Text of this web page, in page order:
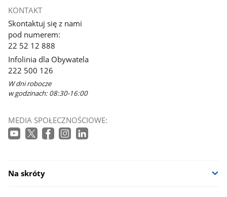
KONTAKT
Skontaktuj się z nami
pod numerem:
22 52 12 888
Infolinia dla Obywatela
222 500 126
W dni robocze
w godzinach: 08:30-16:00
MEDIA SPOŁECZNOŚCIOWE:
Na skróty